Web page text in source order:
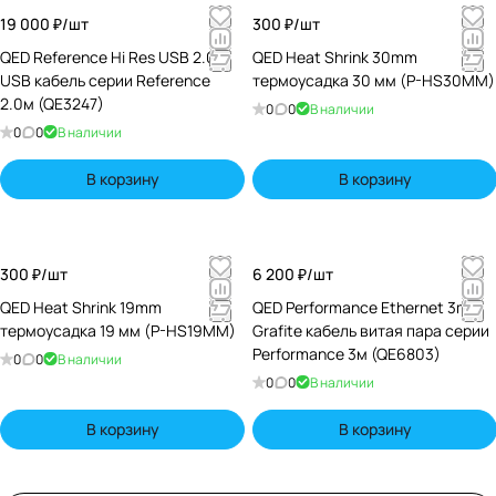
19 000 ₽/шт
QED Reference Hi Res USB 2.0m
USB кабель серии Reference
2.0м (QE3247)
0 0 В наличии
В корзину
300 ₽/шт
QED Heat Shrink 30mm
термоусадка 30 мм (P-HS30MM)
0 0 В наличии
В корзину
300 ₽/шт
QED Heat Shrink 19mm
термоусадка 19 мм (P-HS19MM)
0 0 В наличии
В корзину
6 200 ₽/шт
QED Performance Ethernet 3m
Grafite кабель витая пара серии
Performance 3м (QE6803)
0 0 В наличии
В корзину